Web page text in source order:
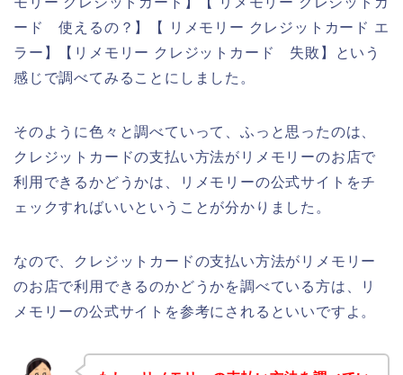
ード 使えるの？】【 リメモリー クレジットカード エ
ラー】【リメモリー クレジットカード 失敗】という
感じで調べてみることにしました。
そのように色々と調べていって、ふっと思ったのは、
クレジットカードの支払い方法がリメモリーのお店で
利用できるかどうかは、リメモリーの公式サイトをチ
ェックすればいいということが分かりました。
なので、クレジットカードの支払い方法がリメモリー
のお店で利用できるのかどうかを調べている方は、リ
メモリーの公式サイトを参考にされるといいですよ。